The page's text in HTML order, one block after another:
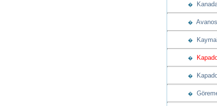
�
�
�
�
�
�